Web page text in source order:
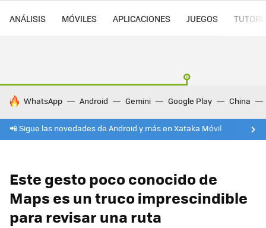
ANÁLISIS MÓVILES APLICACIONES JUEGOS
HOY SE HABLA DE
WhatsApp Android Gemini Google Play China
📲 Sigue las novedades de Android y más en Xataka Móvil
Este gesto poco conocido de
Maps es un truco imprescindible
para revisar una ruta